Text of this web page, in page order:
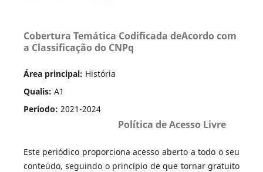
Cobertura Temática Codificada deAcordo com
a Classificação do CNPq
Área principal: História
Qualis: A1
Período: 2021-2024
Política de Acesso Livre
Este periódico proporciona acesso aberto a todo o seu
conteúdo, seguindo o princípio de que tornar gratuito